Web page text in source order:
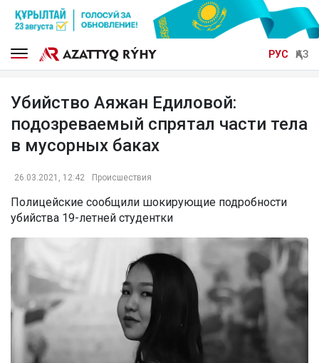
РУС ҚАЗ
Убийство Аяжан Едиловой:
подозреваемый спрятал части тела
в мусорных баках
26.03.2021, 12:42 Происшествия
Полицейские сообщили шокирующие подробности
убийства 19-летней студентки